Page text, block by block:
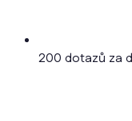
200 dotazů za